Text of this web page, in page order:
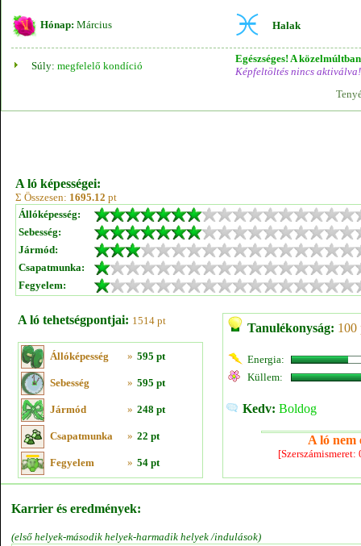
Hónap: Március Halak
Súly: megfelelő kondíció
Egészséges! A
Képfeltöltés nincs aktiválva!
A ló képességei:
Σ Összesen: 1695.12 pt
Állóképesség:
Sebesség:
Jármód:
Csapatmunka:
Fegyelem:
A ló tehetségpontjai: 1514 pt
Állóképesség » 595 pt
Sebesség » 595 pt
Jármód » 248 pt
Csapatmunka » 22 pt
Fegyelem » 54 pt
Tanulékonyság: 100
Energia:
Küllem:
Kedv: Boldog
A ló nem
Karrier és eredmények:
(első helyek-második helyek-harmadik helyek /indulások)